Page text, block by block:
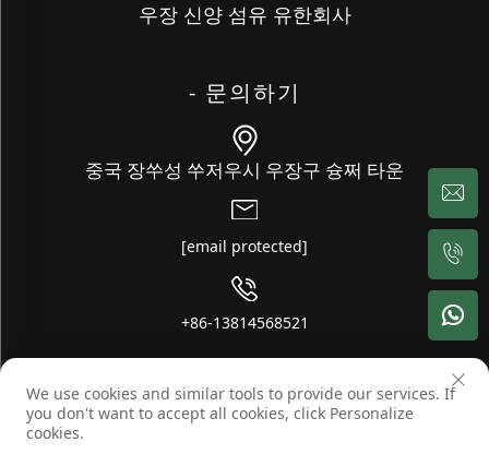
우장 신양 섬유 유한회사
- 문의하기
중국 장쑤성 쑤저우시 우장구 슝쩌 타운
[email protected]
+86-13814568521
저작권 © 우장 신양 섬유 유한회사. 무단 복제 금지 -블로그-개인정
We use cookies and similar tools to provide our services. If
you don't want to accept all cookies, click Personalize
cookies.